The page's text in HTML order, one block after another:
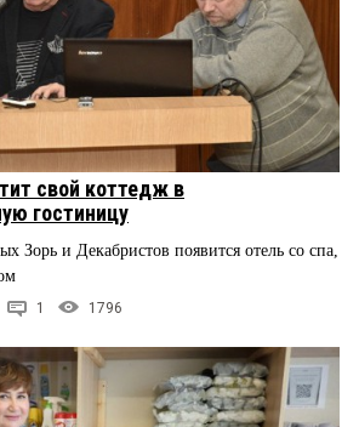
свой коттедж в
гостиницу
Зорь и Декабристов появится отель со спа,
1 1796